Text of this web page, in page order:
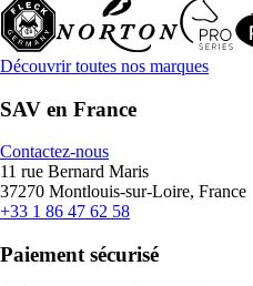
Découvrir toutes nos marques
SAV en France
Contactez-nous
11 rue Bernard Maris
37270 Montlouis-sur-Loire, France
+33 1 86 47 62 58
Paiement sécurisé